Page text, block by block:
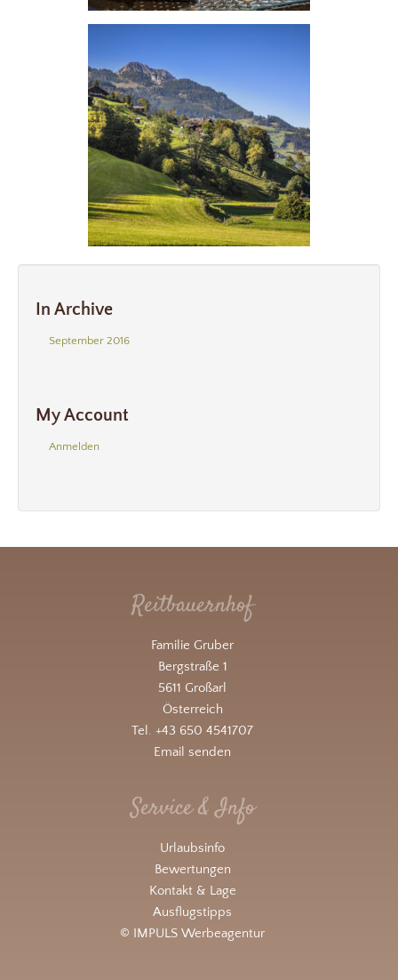
In Archive
September 2016
My Account
Anmelden
Reitbauernhof
Familie Gruber
Bergstraße 1
5611 Großarl
Österreich
Tel. +43 650 4541707
Email senden
Service & Info
Urlaubsinfo
Bewertungen
Kontakt & Lage
Ausflugstipps
© IMPULS Werbeagentur